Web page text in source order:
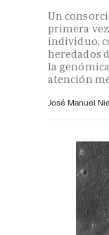
Un
primera
individuo,
heredados
la
atención
José Manuel